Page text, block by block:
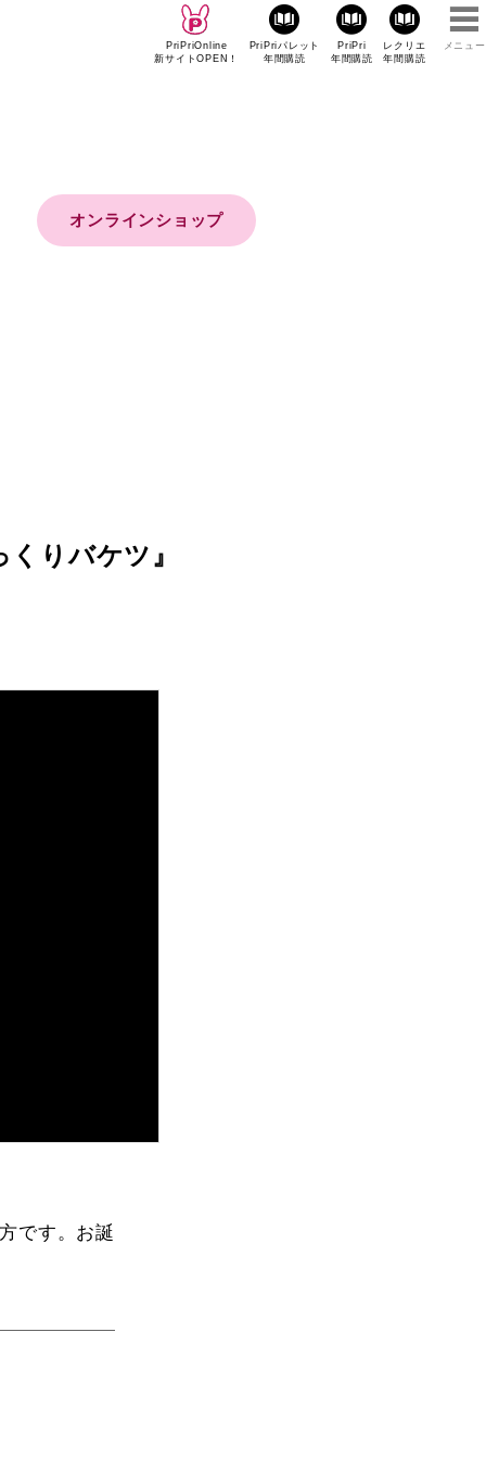
PriPriOnline
新サイトOPEN！
PriPriパレット
年間購読
PriPri
年間購読
レクリエ
年間購読
メニュー
オンラインショップ
りバケツ』
です。お誕